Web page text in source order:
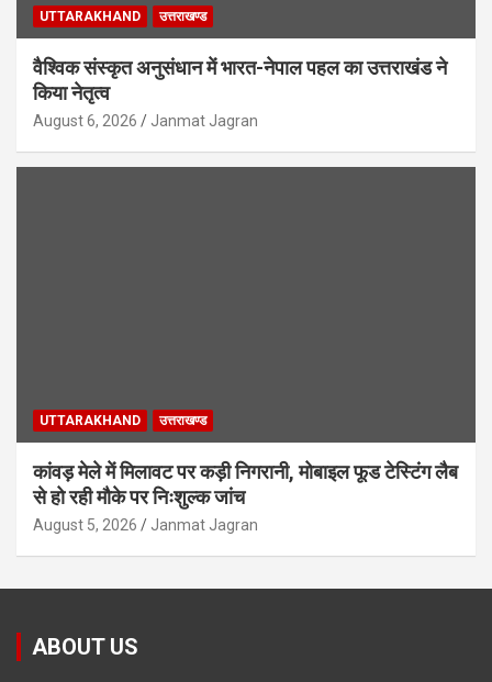
UTTARAKHAND उत्तराखण्ड
वैश्विक संस्कृत अनुसंधान में भारत-नेपाल पहल का उत्तराखंड ने
किया नेतृत्व
August 6, 2026 Janmat Jagran
UTTARAKHAND उत्तराखण्ड
कांवड़ मेले में मिलावट पर कड़ी निगरानी, मोबाइल फूड टेस्टिंग लैब
से हो रही मौके पर निःशुल्क जांच
August 5, 2026 Janmat Jagran
ABOUT US